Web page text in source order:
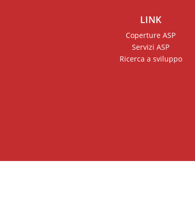
LINK
Coperture ASP
Servizi ASP
Ricerca a sviluppo